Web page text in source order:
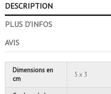
DESCRIPTION
PLUS D'INFOS
AVIS
Dimensions en
cm
5 x 3